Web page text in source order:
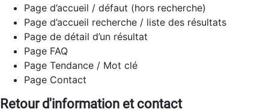
Page d’accueil / défaut (hors recherche)
Page d’accueil recherche / liste des résultats
Page de détail d’un résultat
Page FAQ
Page Tendance / Mot clé
Page Contact
Retour d'information et contact